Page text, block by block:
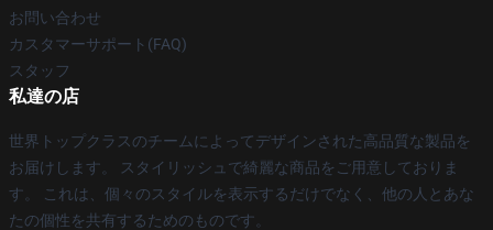
お問い合わせ
カスタマーサポート(FAQ)
スタッフ
私達の店
世界トップクラスのチームによってデザインされた高品質な製品を
お届けします。 スタイリッシュで綺麗な商品をご用意しておりま
す。 これは、個々のスタイルを表示するだけでなく、他の人とあな
たの個性を共有するためのものです。